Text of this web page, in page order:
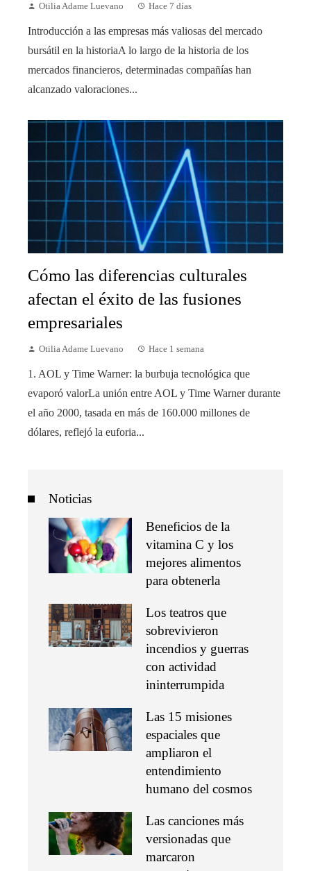
Otilia Adame Luevano Hace 7 días
Introducción a las empresas más valiosas del mercado
bursátil en la historiaA lo largo de la historia de los
mercados financieros, determinadas compañías han
alcanzado valoraciones...
Cómo las diferencias culturales
afectan el éxito de las fusiones
empresariales
Otilia Adame Luevano Hace 1 semana
1. AOL y Time Warner: la burbuja tecnológica que
evaporó valorLa unión entre AOL y Time Warner durante
el año 2000, tasada en más de 160.000 millones de
dólares, reflejó la euforia...
Noticias
Beneficios de la
vitamina C y los
mejores alimentos
para obtenerla
Los teatros que
sobrevivieron
incendios y guerras
con actividad
ininterrumpida
Las 15 misiones
espaciales que
ampliaron el
entendimiento
humano del cosmos
Las canciones más
versionadas que
marcaron